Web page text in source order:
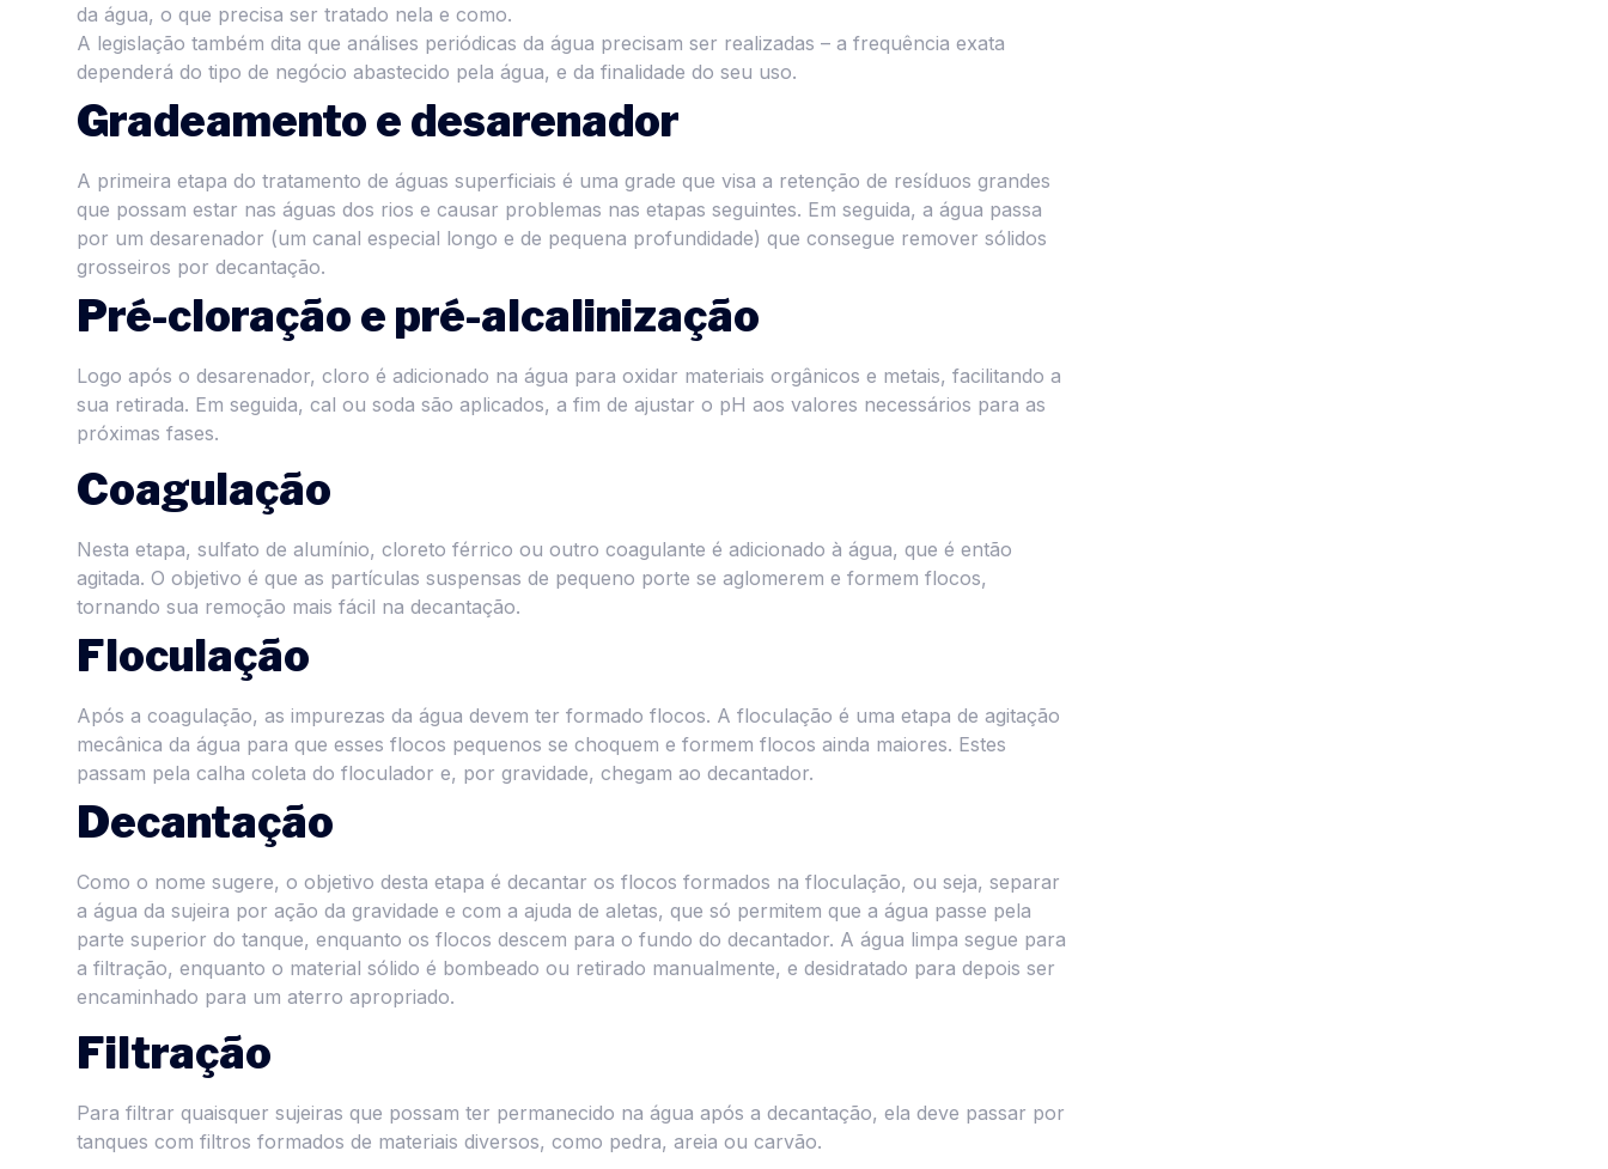
da água, o que precisa ser tratado nela e como.
A legislação também dita que análises periódicas da água precisam ser realizadas – a frequência exata
dependerá do tipo de negócio abastecido pela água, e da finalidade do seu uso.
Gradeamento e desarenador
A primeira etapa do tratamento de águas superficiais é uma grade que visa a retenção de resíduos grandes
que possam estar nas águas dos rios e causar problemas nas etapas seguintes. Em seguida, a água passa
por um desarenador (um canal especial longo e de pequena profundidade) que consegue remover sólidos
grosseiros por decantação.
Pré-cloração e pré-alcalinização
Logo após o desarenador, cloro é adicionado na água para oxidar materiais orgânicos e metais, facilitando a
sua retirada. Em seguida, cal ou soda são aplicados, a fim de ajustar o pH aos valores necessários para as
próximas fases.
Coagulação
Nesta etapa, sulfato de alumínio, cloreto férrico ou outro coagulante é adicionado à água, que é então
agitada. O objetivo é que as partículas suspensas de pequeno porte se aglomerem e formem flocos,
tornando sua remoção mais fácil na decantação.
Floculação
Após a coagulação, as impurezas da água devem ter formado flocos. A floculação é uma etapa de agitação
mecânica da água para que esses flocos pequenos se choquem e formem flocos ainda maiores. Estes
passam pela calha coleta do floculador e, por gravidade, chegam ao decantador.
Decantação
Como o nome sugere, o objetivo desta etapa é decantar os flocos formados na floculação, ou seja, separar
a água da sujeira por ação da gravidade e com a ajuda de aletas, que só permitem que a água passe pela
parte superior do tanque, enquanto os flocos descem para o fundo do decantador. A água limpa segue para
a filtração, enquanto o material sólido é bombeado ou retirado manualmente, e desidratado para depois ser
encaminhado para um aterro apropriado.
Filtração
Para filtrar quaisquer sujeiras que possam ter permanecido na água após a decantação, ela deve passar por
tanques com filtros formados de materiais diversos, como pedra, areia ou carvão.